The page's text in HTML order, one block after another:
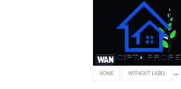
HOME WITHOUT LABEL